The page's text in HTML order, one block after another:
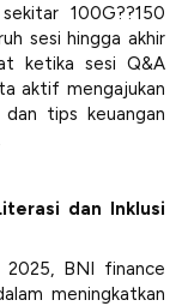
100G??150
sesi hingga akhir
ketika sesi Q&A
aktif mengajukan
tips keuangan
dan Inklusi
2025, BNI finance
meningkatkan